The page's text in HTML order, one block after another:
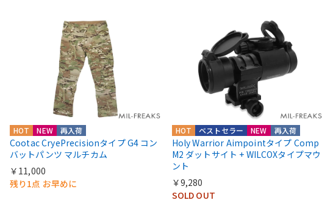
HOT NEW 再入荷
Cootac CryePrecisionタイプ G4 コン
バットパンツ マルチカム
￥11,000
残り1点 お早めに
HOT NEW 再入荷
ベストセラー
Holy Warrior Aimpointタイプ Comp
M2 ダットサイト + WILCOXタイプマウ
ント
￥9,280
SOLD OUT